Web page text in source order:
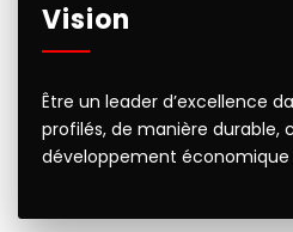
Vision
Être un leader d’excellence
profilés, de manière durable,
développement